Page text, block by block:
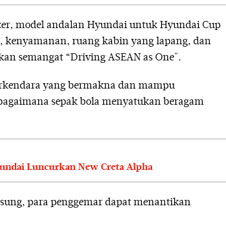
model andalan Hyundai untuk Hyundai Cup
kenyamanan, ruang kabin yang lapang, dan
semangat “Driving ASEAN as One".
yang bermakna dan mampu
sepak bola menyatukan beragam
Luncurkan New Creta Alpha
para penggemar dapat menantikan